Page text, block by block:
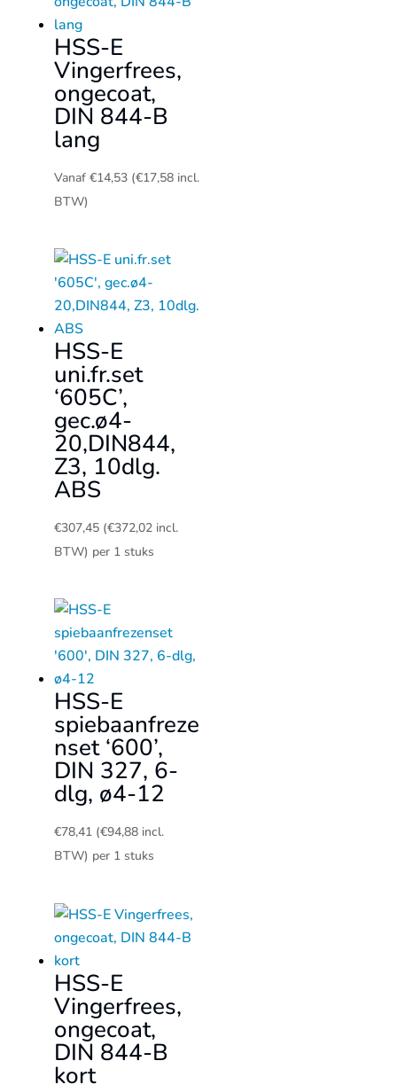
HSS-E
Vingerfrees,
ongecoat,
DIN 844-B
lang
Vanaf €14,53 (€17,58incl.
BTW)
HSS-E
uni.fr.set
‘605C’,
gec.ø4-
20,DIN844,
Z3, 10dlg.
ABS
€307,45 (€372,02incl.
BTW) per 1 stuks
HSS-E
spiebaanfreze
nset ‘600’,
DIN 327, 6-
dlg, ø4-12
€78,41 (€94,88incl.
BTW) per 1 stuks
HSS-E
Vingerfrees,
ongecoat,
DIN 844-B
kort